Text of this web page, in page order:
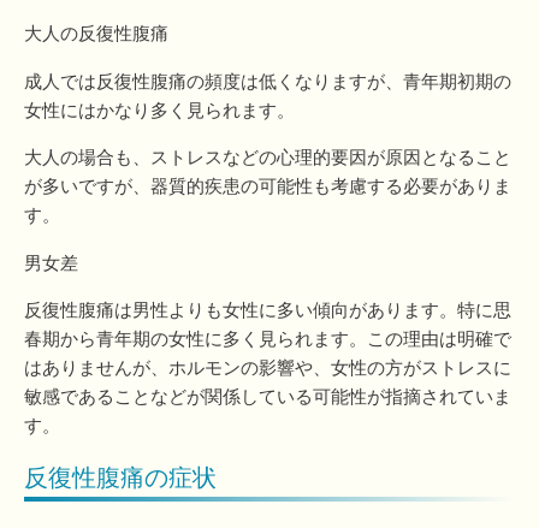
大人の反復性腹痛
成人では反復性腹痛の頻度は低くなりますが、青年期初期の
女性にはかなり多く見られます。
大人の場合も、ストレスなどの心理的要因が原因となること
が多いですが、器質的疾患の可能性も考慮する必要がありま
す。
男女差
反復性腹痛は男性よりも女性に多い傾向があります。特に思
春期から青年期の女性に多く見られます。この理由は明確で
はありませんが、ホルモンの影響や、女性の方がストレスに
敏感であることなどが関係している可能性が指摘されていま
す。
反復性腹痛の症状